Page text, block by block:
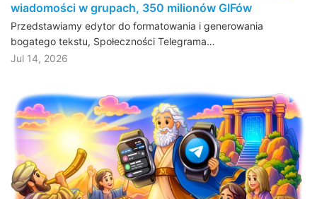
wiadomości w grupach, 350 milionów GIFów
Przedstawiamy edytor do formatowania i generowania
bogatego tekstu, Społeczności Telegrama…
Jul 14, 2026